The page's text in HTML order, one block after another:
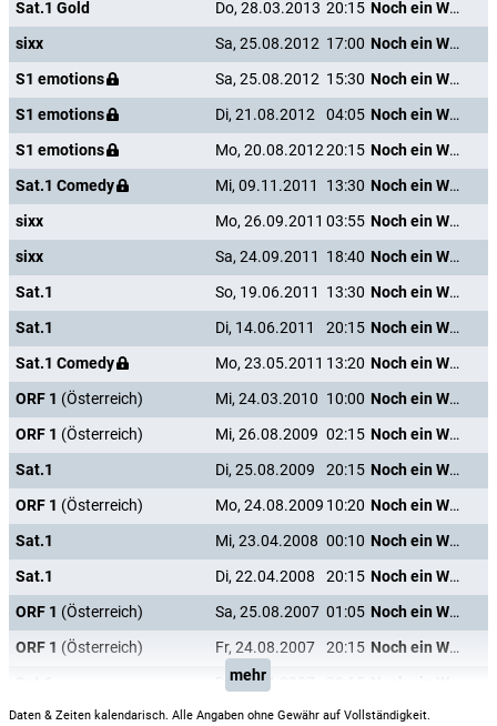
Sat.1 Gold Do, 28.03.2013 20:15
Noch ein Wort und ich heirate dich!
sixx
Sa, 25.08.2012 17:00
Noch ein Wort und ich heirate dich!
S1 emotions
Sa, 25.08.2012 15:30
Noch ein Wort und ich heirate dich!
S1 emotions
Di, 21.08.2012 04:05
Noch ein Wort und ich heirate dich!
S1 emotions
Mo, 20.08.201220:15
Noch ein Wort und ich heirate dich!
Sat.1 Comedy
Mi, 09.11.2011 13:30
Noch ein Wort und ich heirate dich!
sixx
Mo, 26.09.2011 03:55
Noch ein Wort und ich heirate dich!
sixx
Sa, 24.09.2011 18:40
Noch ein Wort und ich heirate dich!
Sat.1
So, 19.06.2011 13:30
Noch ein Wort und ich heirate dich!
Sat.1
Di, 14.06.2011 20:15
Noch ein Wort und ich heirate dich!
Sat.1 Comedy
Mo, 23.05.2011 13:20
Noch ein Wort und ich heirate dich!
ORF 1 (Österreich) Mi, 24.03.2010 10:00
Noch ein Wort und ich heirate dich!
ORF 1 (Österreich) Mi, 26.08.2009 02:15
Noch ein Wort und ich heirate dich!
Sat.1
Di, 25.08.2009 20:15
Noch ein Wort und ich heirate dich!
ORF 1 (Österreich) Mo, 24.08.2009 10:20
Noch ein Wort und ich heirate dich!
Sat.1
Mi, 23.04.2008 00:10
Noch ein Wort und ich heirate dich!
Sat.1
Di, 22.04.2008 20:15
Noch ein Wort und ich heirate dich!
ORF 1 (Österreich) Sa, 25.08.2007 01:05
Noch ein Wort und ich heirate dich!
ORF 1 (Österreich) Fr, 24.08.2007 20:15
Noch ein Wort und ich heirate dich!
Di, 10.04.2007
mehr
Daten & Zeiten kalendarisch. Alle Angaben ohne Gewähr auf Vollständigkeit.